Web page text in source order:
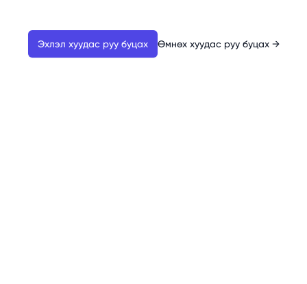
Эхлэл хуудас руу буцах Өмнөх хуудас руу буцах →